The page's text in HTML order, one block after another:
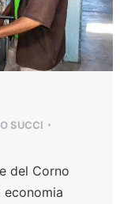
SUCCI
del Corno
economia